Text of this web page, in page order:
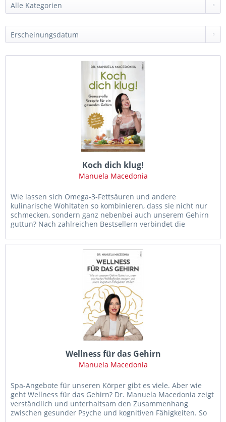
Koch dich klug!
Manuela Macedonia
Wie lassen sich Omega-3-Fettsäuren und andere
kulinarische Wohltaten so kombinieren, dass sie nicht nur
schmecken, sondern ganz nebenbei auch unserem Gehirn
guttun? Nach zahlreichen Bestsellern verbindet die
Wellness für das Gehirn
Manuela Macedonia
Spa-Angebote für unseren Körper gibt es viele. Aber wie
geht Wellness für das Gehirn? Dr. Manuela Macedonia zeigt
verständlich und unterhaltsam den Zusammenhang
zwischen gesunder Psyche und kognitiven Fähigkeiten. So